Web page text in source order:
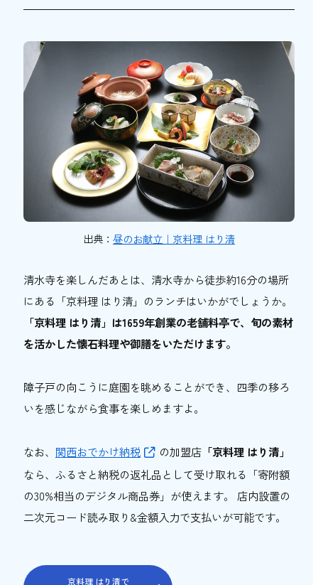
出典： 昼のお献立｜京料理 はり清
清水寺を楽しんだあとは、清水寺から徒歩約16分の場所
にある「京料理 はり清」のランチはいかがでしょうか。
「京料理 はり清」は1659年創業の老舗料亭で、旬の素材
を活かした懐石料理や御膳をいただけます。
障子戸の向こうに庭園を眺めることができ、四季の移ろ
いを感じながら食事を楽しめますよ。
なお、 関西おでかけ納税 の加盟店「京料理 はり清」
なら、ふるさと納税の返礼品として受け取れる「寄附額
の30%相当のデジタル商品券」が使えます。 店内設置の
二次元コード読み取り&金額入力で支払いが可能です。
京料理 はり清で